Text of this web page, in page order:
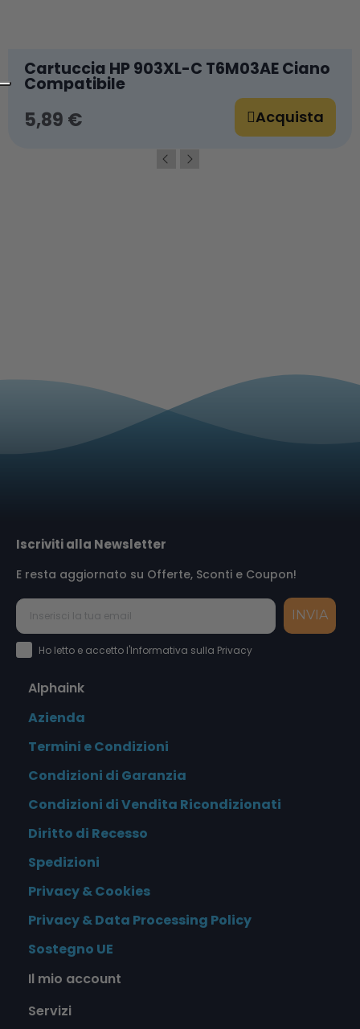
Cartuccia HP 903XL-C T6M03AE Ciano
Compatibile
5,89 € Acquista
Iscriviti alla Newsletter
E resta aggiornato su Offerte, Sconti e Coupon!
INVIA
Accettazione Privacy Policy
Ho letto e accetto l'Informativa sulla Privacy
Alphaink
Azienda
Termini e Condizioni
Condizioni di Garanzia
Condizioni di Vendita Ricondizionati
Diritto di Recesso
Spedizioni
Privacy & Cookies
Privacy & Data Processing Policy
Sostegno UE
Il mio account
Servizi